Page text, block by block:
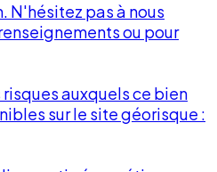
N'hésitez pas à nous
ou pour
auxquels ce bien
sur le site géorisque :